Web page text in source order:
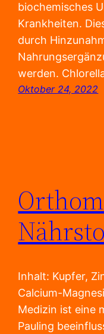
biochemisches
Krankheiten.
durch
werden.
Oktober 24, 2022
Inhalt: Kupfer,
Calcium-
Medizin ist eine
Pauling